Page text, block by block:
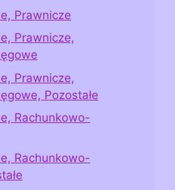
Prawnicze
Prawnicze,
Prawnicze,
Pozostałe
Rachunkowo-
Rachunkowo-